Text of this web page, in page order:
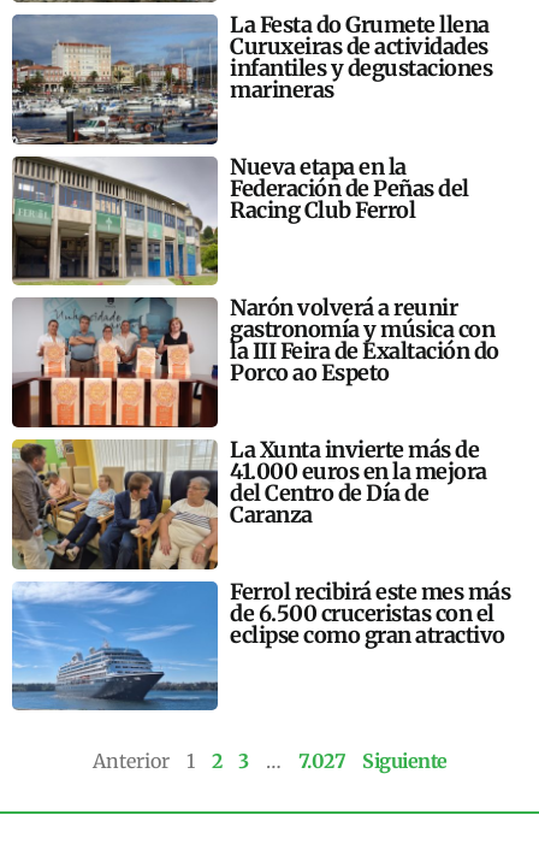
La Festa do Grumete llena
Curuxeiras de actividades
infantiles y degustaciones
marineras
Nueva etapa en la
Federación de Peñas del
Racing Club Ferrol
Narón volverá a reunir
gastronomía y música con
la III Feira de Exaltación do
Porco ao Espeto
La Xunta invierte más de
41.000 euros en la mejora
del Centro de Día de
Caranza
Ferrol recibirá este mes más
de 6.500 cruceristas con el
eclipse como gran atractivo
Anterior 1 2 3 … 7.027 Siguiente